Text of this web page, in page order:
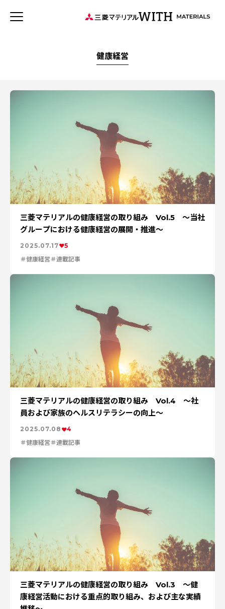
JP
WITH MATERIALSについて
タグから探す
特集：可能性の素材「タングステン」を世界へ
特集：世界のものづくりの力になる
健康経営
特集：地熱発電への挑戦
森とマテリアル
社会をつくる素材の力
特集：技術の力で未来をつくる
特集：都市鉱山に挑む
特集：カーボンニュートラルに挑む
特集：進化する銅
電気鉛
三菱マテリアルのある街を訪ねて
特集：限りある金属資源を、未来につなぐ。
Rycycling
安全への取り組み
特集：人と社会と地球のために
ソザイのヒミツ
Refined lead
カーボンニュートラル
Carbon neutrality
健康経営
三菱マテリアルの健康経営の取り組み Vol.5 ～当社
グループにおける健康経営の展開・推進～
2025.07.17
5
健康経営
連載記事
三菱マテリアルの健康経営の取り組み Vol.4 ～社
員および家族のヘルスリテラシーの向上～
2025.07.08
4
健康経営
連載記事
三菱マテリアルの健康経営の取り組み Vol.3 ～健
康経営活動における重点的取り組み、および主な実績